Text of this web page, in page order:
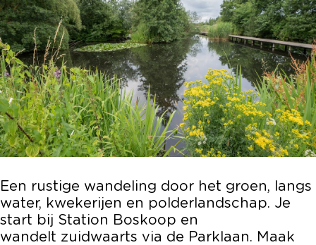
Een rustige wandeling door het groen, langs
water, kwekerijen en polderlandschap. Je
start bij Station Boskoop en
wandelt zuidwaarts via de Parklaan. Maak